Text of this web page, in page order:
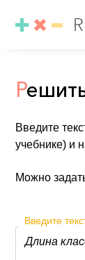
Р
Введите
учебнике) и
Можно
Введите